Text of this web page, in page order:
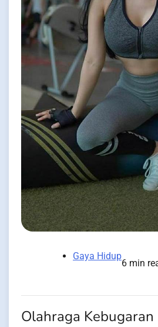
Gaya Hidup
6 min
Olahraga